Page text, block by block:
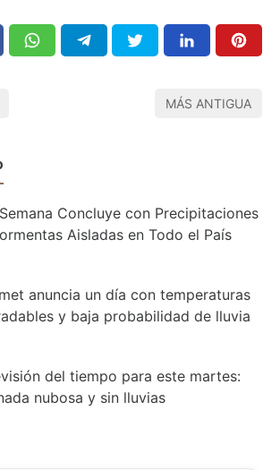
MÁS ANTIGUA
Concluye con Precipitaciones
Aisladas en Todo el País
anuncia un día con temperaturas
y baja probabilidad de lluvia
del tiempo para este martes:
nubosa y sin lluvias